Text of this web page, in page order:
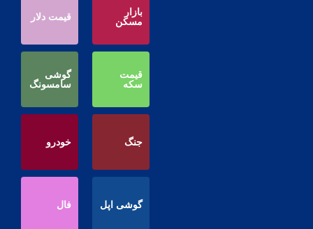
بازار
مسکن
قیمت دلار
قیمت
سکه
گوشی
سامسونگ
جنگ خودرو
گوشی اپل فال